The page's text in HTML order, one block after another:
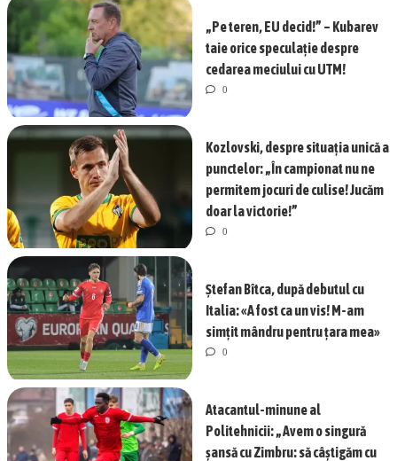
„Pe teren, EU decid!” – Kubarev
taie orice speculație despre
cedarea meciului cu UTM!
0
Kozlovski, despre situația unică a
punctelor: „În campionat nu ne
permitem jocuri de culise! Jucăm
doar la victorie!”
0
Ștefan Bîtca, după debutul cu
Italia: «A fost ca un vis! M-am
simțit mândru pentru țara mea»
0
Atacantul-minune al
Politehnicii: „Avem o singură
șansă cu Zimbru: să câștigăm cu